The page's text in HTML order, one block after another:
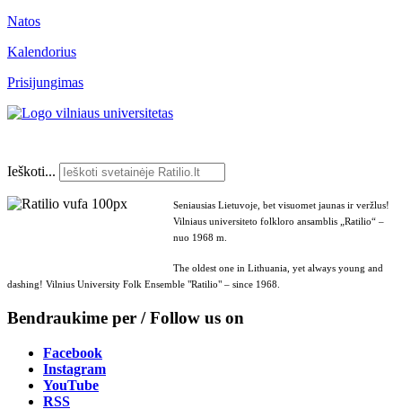
Natos
Kalendorius
Prisijungimas
Ieškoti...
Seniausias Lietuvoje, bet visuomet jaunas ir veržlus!
Vilniaus universiteto folkloro ansamblis „Ratilio“ –
nuo 1968 m.
The oldest one in Lithuania, yet always young and
dashing! Vilnius University Folk Ensemble "Ratilio" – since 1968.
Bendraukime per / Follow us on
Facebook
Instagram
YouTube
RSS